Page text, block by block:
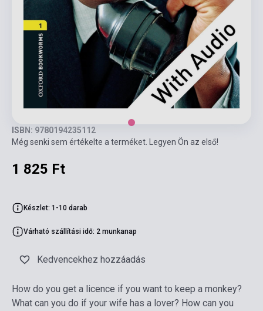
ISBN: 9780194235112
Még senki sem értékelte a terméket. Legyen Ön az első!
1 825 Ft
Készlet: 1-10 darab
Várható szállítási idő: 2 munkanap
Kedvencekhez hozzáadás
How do you get a licence if you want to keep a monkey?
What can you do if your wife has a lover? How can you